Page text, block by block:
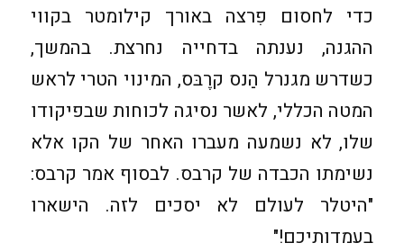
כדי לחסום פִרצה באורך קילומטר בקווי
ההגנה, נענתה בדחייה נחרצת. בהמשך,
כשדרש מגנרל הַנס קרֶבּס, המינוי הטרי לראש
המטה הכללי, לאשר נסיגה לכוחות שבפיקודו
שלו, לא נשמעה מעברו האחר של הקו אלא
נשימתו הכבדה של קרבס. לבסוף אמר קרבס:
"היטלר לעולם לא יסכים לזה. הישארו
בעמדותיכם!"